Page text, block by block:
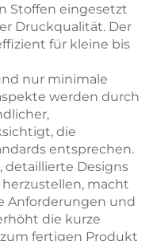
Stoffen eingesetzt
Druckqualität. Der
für kleine bis
nur minimale
werden durch
die
entsprechen.
detaillierte Designs
macht
Anforderungen und
die kurze
fertigen Produkt